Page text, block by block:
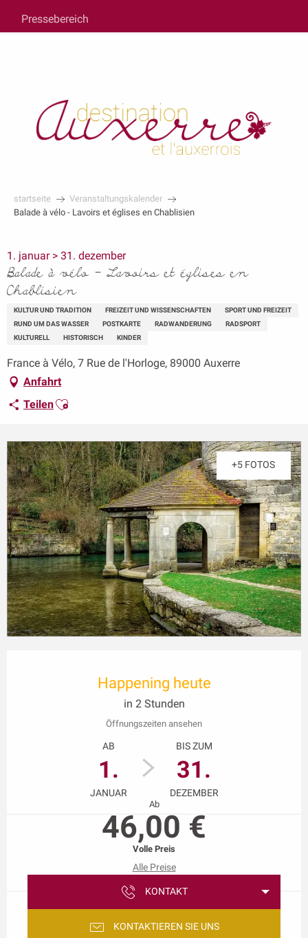
contenu
principal
Pressebereich
startseite
Veranstaltungskalender
Balade à vélo - Lavoirs et églises en Chablisien
1. januar > 31. dezember
Balade à vélo - Lavoirs et églises en
Chablisien
KULTUR UND TRADITION FREIZEIT UND WISSENSCHAFTEN
SPORT UND FREIZEIT
RUND UM DAS WASSER
POSTKARTE RADWANDERUNG
RADSPORT
KULTURELL
HISTORISCH KINDER
France à Vélo, 7 Rue de l'Horloge, 89000 Auxerre
Anfahrt
TeilenAjouter aux favoris
+5 FOTOS
Happening heute
in 2 Stunden
Öffnungszeiten ansehen
AB
1.
JANUAR
BIS ZUM
31.
DEZEMBER
Ab
46,00 €
Volle Preis
Alle Preise
KONTAKT
KONTAKTIEREN SIE UNS